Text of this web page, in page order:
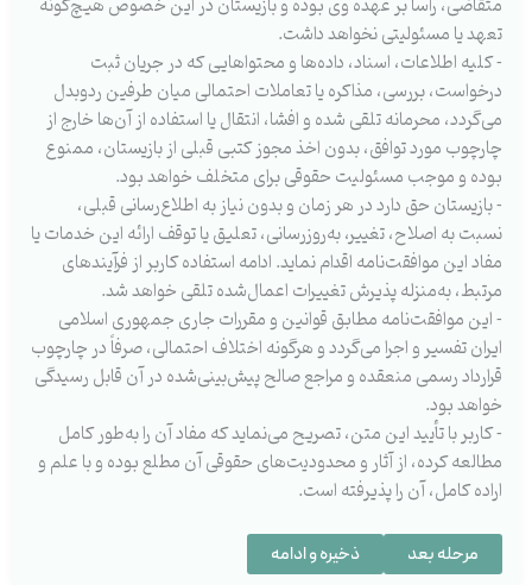
تعهد یا مسئولیتی نخواهد داشت.
⁃ کلیه اطلاعات، اسناد، داده‌ها و محتواهایی که در جریان ثبت
درخواست، بررسی، مذاکره یا تعاملات احتمالی میان طرفین ردوبدل
می‌گردد، محرمانه تلقی شده و افشا، انتقال یا استفاده از آن‌ها خارج از
چارچوب مورد توافق، بدون اخذ مجوز کتبی قبلی از بازیستان، ممنوع
بوده و موجب مسئولیت حقوقی برای متخلف خواهد بود.
⁃ بازیستان حق دارد در هر زمان و بدون نیاز به اطلاع‌رسانی قبلی،
نسبت به اصلاح، تغییر، به‌روزرسانی، تعلیق یا توقف ارائه این خدمات یا
مفاد این موافقت‌نامه اقدام نماید. ادامه استفاده کاربر از فرآیندهای
مرتبط، به‌منزله پذیرش تغییرات اعمال‌شده تلقی خواهد شد.
⁃ این موافقت‌نامه مطابق قوانین و مقررات جاری جمهوری اسلامی
ایران تفسیر و اجرا می‌گردد و هرگونه اختلاف احتمالی، صرفاً در چارچوب
قرارداد رسمی منعقده و مراجع صالح پیش‌بینی‌شده در آن قابل رسیدگی
خواهد بود.
⁃ کاربر با تأیید این متن، تصریح می‌نماید که مفاد آن را به‌طور کامل
مطالعه کرده، از آثار و محدودیت‌های حقوقی آن مطلع بوده و با علم و
اراده کامل، آن را پذیرفته است.
ذخیره و ادامه